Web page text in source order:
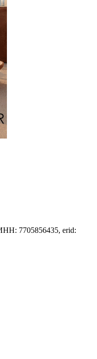
ряд женских,
в необычном
надёжностью
7705856435, erid: